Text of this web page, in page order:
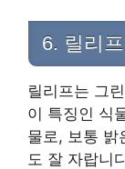
6. 릴리
릴리프는 그
이 특징인 식
물로, 보통 밝
도 잘 자랍니